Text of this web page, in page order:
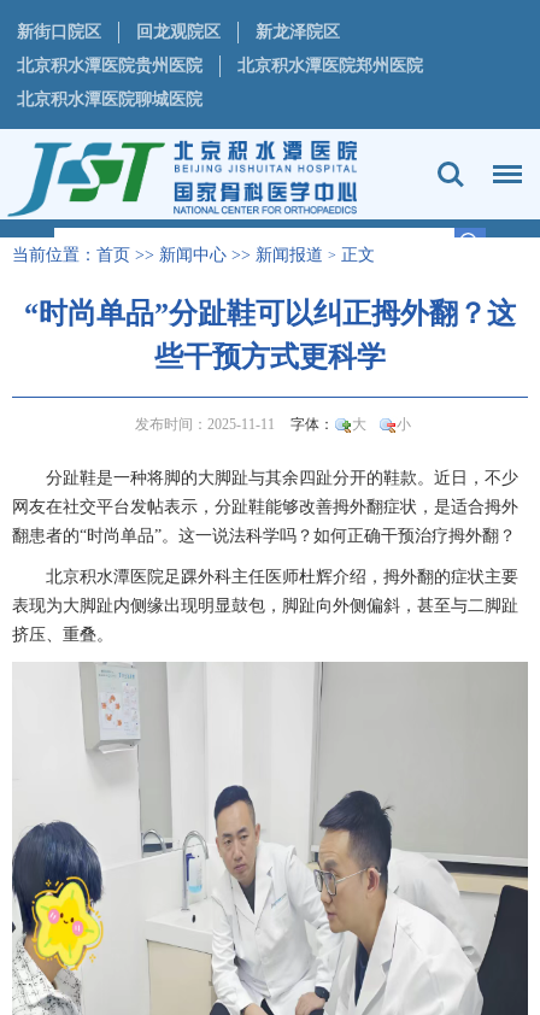
新街口院区 回龙观院区
新龙泽院区
北京积水潭医院贵州医院
北京积水潭医院郑州医院
北京积水潭医院聊城医院
当前位置： 首页 >> 新闻中心 >> 新闻报道 > 正文
“时尚单品”分趾鞋可以纠正拇外翻？这
些干预方式更科学
发布时间：2025-11-11 字体： 大 小
分趾鞋是一种将脚的大脚趾与其余四趾分开的鞋款。近日，不少
网友在社交平台发帖表示，分趾鞋能够改善拇外翻症状，是适合拇外
翻患者的“时尚单品”。这一说法科学吗？如何正确干预治疗拇外翻？
北京积水潭医院足踝外科主任医师杜辉介绍，拇外翻的症状主要
表现为大脚趾内侧缘出现明显鼓包，脚趾向外侧偏斜，甚至与二脚趾
挤压、重叠。